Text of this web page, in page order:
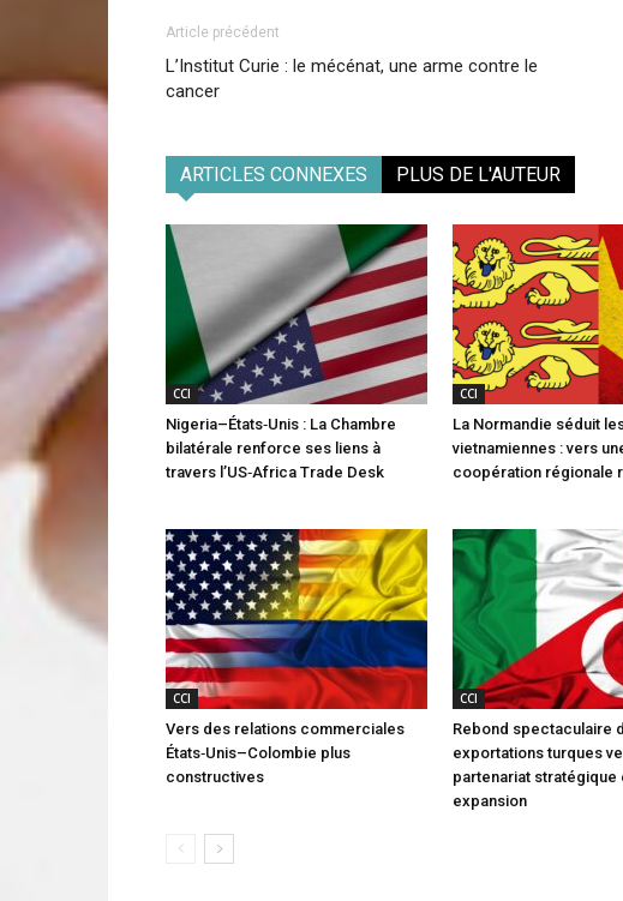
Article précédent
L’Institut Curie : le mécénat, une arme contre le
cancer
ARTICLES CONNEXES PLUS DE L'AUTEUR
CCI
Nigeria–États‑Unis : La Chambre
bilatérale renforce ses liens à
travers l’US‑Africa Trade Desk
CCI
La Normandie séduit
vietnamiennes : vers
coopération régionale
CCI
Vers des relations commerciales
États‑Unis–Colombie plus
constructives
CCI
Rebond spectaculaire
exportations turques
partenariat stratégique
expansion